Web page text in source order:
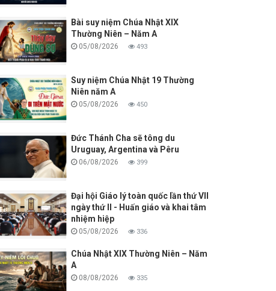
Bài suy niệm Chúa Nhật XIX
Thường Niên – Năm A
05/08/2026 493
Suy niệm Chúa Nhật 19 Thường
Niên năm A
05/08/2026 450
Đức Thánh Cha sẽ tông du
Uruguay, Argentina và Pêru
06/08/2026 399
Đại hội Giáo lý toàn quốc lần thứ VII
ngày thứ II - Huấn giáo và khai tâm
nhiệm hiệp
05/08/2026 336
Chúa Nhật XIX Thường Niên – Năm
A
08/08/2026 335